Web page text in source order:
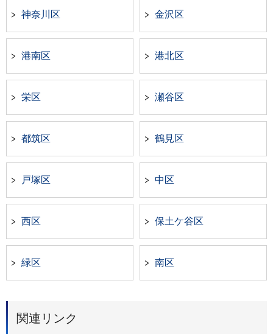
神奈川区 金沢区
港南区 港北区
栄区 瀬谷区
都筑区 鶴見区
戸塚区 中区
西区 保土ケ谷区
緑区 南区
関連リンク